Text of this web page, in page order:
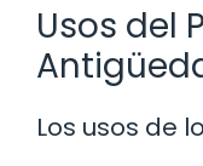
Usos del
Los usos de